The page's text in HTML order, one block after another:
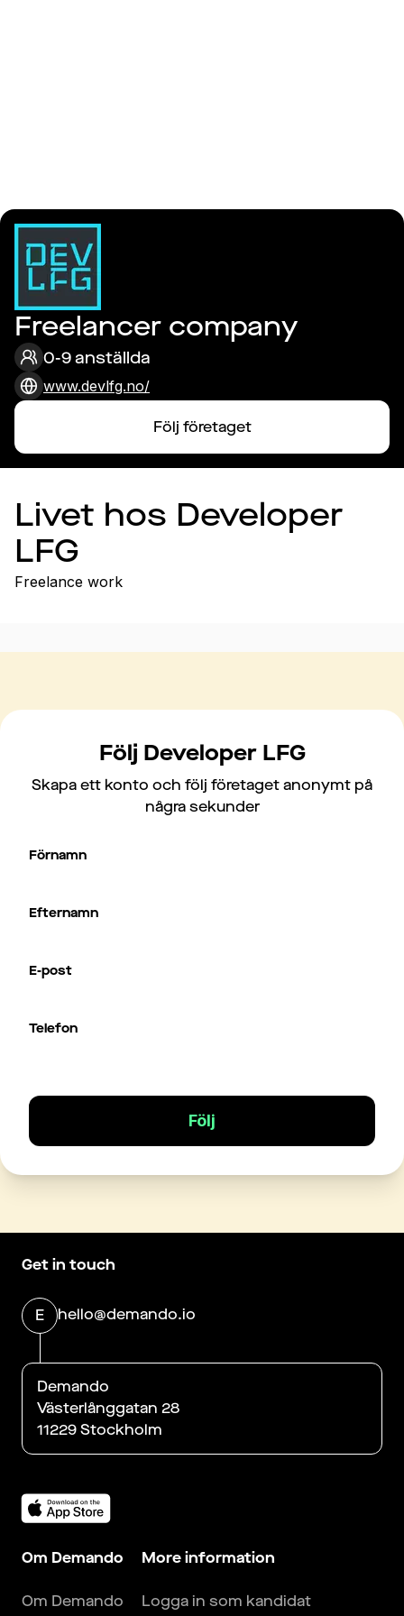
Freelancer company
0-9 anställda
www.devlfg.no/
Följ företaget
Livet hos Developer
LFG
Freelance work
Följ Developer LFG
Skapa ett konto och följ företaget anonymt på
några sekunder
Förnamn
Efternamn
E-post
Telefon
Följ
Get in touch
E hello@demando.io
Demando
Västerlånggatan 28
11229 Stockholm
Om Demando
Om Demando
More information
Logga in som kandidat